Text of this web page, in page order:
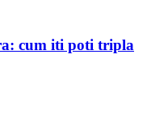
cum iti poti tripla